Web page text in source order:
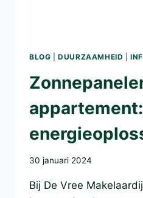
BLOG |DUURZAAMHEID |
30 januari 2024
Bij De Vree